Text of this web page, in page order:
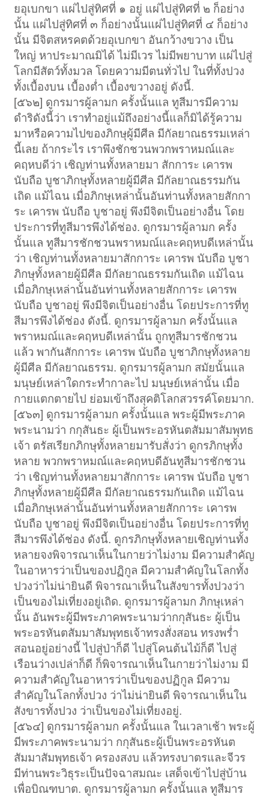
ยอุเบกขา แผ่ไปสู่ทิศที่ ๑ อยู่ แผ่ไปสู่ทิศที่ ๒ ก็อย่าง
นั้น แผ่ไปสู่ทิศที่ ๓ ก็อย่างนั้นแผ่ไปสู่ทิศที่ ๔ ก็อย่าง
นั้น มีจิตสหรคตด้วยอุเบกขา อันกว้างขวาง เป็น
ใหญ่ หาประมาณมิได้ ไม่มีเวร ไม่มีพยาบาท แผ่ไปสู่
โลกมีสัตว์ทั้งมวล โดยความมีตนทั่วไป ในที่ทั้งปวง
ทั้งเบื้องบน เบื้องต่ำ เบื้องขวางอยู่ ดังนี้.
[๕๖๒] ดูกรมารผู้ลามก ครั้งนั้นแล ทูสีมารมีความ
ดำริดังนี้ว่า เราทำอยู่แม้ถึงอย่างนี้แลก็มิได้รู้ความ
มาหรือความไปของภิกษุผู้มีศีล มีกัลยาณธรรมเหล่า
นี้เลย ถ้ากระไร เราพึงชักชวนพวกพราหมณ์และ
คฤหบดีว่า เชิญท่านทั้งหลายมา สักการะ เคารพ
นับถือ บูชาภิกษุทั้งหลายผู้มีศีล มีกัลยาณธรรมกัน
เถิด แม้ไฉน เมื่อภิกษุเหล่านั้นอันท่านทั้งหลายสักกา
ระ เคารพ นับถือ บูชาอยู่ พึงมีจิตเป็นอย่างอื่น โดย
ประการที่ทูสีมารพึงได้ช่อง. ดูกรมารผู้ลามก ครั้ง
นั้นแล ทูสีมารชักชวนพราหมณ์และคฤหบดีเหล่านั้น
ว่า เชิญท่านทั้งหลายมาสักการะ เคารพ นับถือ บูชา
ภิกษุทั้งหลายผู้มีศีล มีกัลยาณธรรมกันเถิด แม้ไฉน
เมื่อภิกษุเหล่านั้นอันท่านทั้งหลายสักการะ เคารพ
นับถือ บูชาอยู่ พึงมีจิตเป็นอย่างอื่น โดยประการที่ทู
สีมารพึงได้ช่อง ดังนี้. ดูกรมารผู้ลามก ครั้งนั้นแล
พราหมณ์และคฤหบดีเหล่านั้น ถูกทูสีมารชักชวน
แล้ว พากันสักการะ เคารพ นับถือ บูชาภิกษุทั้งหลาย
ผู้มีศีล มีกัลยาณธรรม. ดูกรมารผู้ลามก สมัยนั้นแล
มนุษย์เหล่าใดกระทำกาละไป มนุษย์เหล่านั้น เมื่อ
กายแตกตายไป ย่อมเข้าถึงสุคติโลกสวรรค์โดยมาก.
[๕๖๓] ดูกรมารผู้ลามก ครั้งนั้นแล พระผู้มีพระภาค
พระนามว่า กกุสันธะ ผู้เป็นพระอรหันตสัมมาสัมพุทธ
เจ้า ตรัสเรียกภิกษุทั้งหลายมารับสั่งว่า ดูกรภิกษุทั้ง
หลาย พวกพราหมณ์และคฤหบดีอันทูสีมารชักชวน
ว่า เชิญท่านทั้งหลายมาสักการะ เคารพ นับถือ บูชา
ภิกษุทั้งหลายผู้มีศีล มีกัลยาณธรรมกันเถิด แม้ไฉน
เมื่อภิกษุเหล่านั้นอันท่านทั้งหลายสักการะ เคารพ
นับถือ บูชาอยู่ พึงมีจิตเป็นอย่างอื่น โดยประการที่ทู
สีมารพึงได้ช่อง ดังนี้. ดูกรภิกษุทั้งหลายเชิญท่านทั้ง
หลายจงพิจารณาเห็นในกายว่าไม่งาม มีความสำคัญ
ในอาหารว่าเป็นของปฏิกูล มีความสำคัญในโลกทั้ง
ปวงว่าไม่น่ายินดี พิจารณาเห็นในสังขารทั้งปวงว่า
เป็นของไม่เที่ยงอยู่เถิด. ดูกรมารผู้ลามก ภิกษุเหล่า
นั้น อันพระผู้มีพระภาคพระนามว่ากกุสันธะ ผู้เป็น
พระอรหันตสัมมาสัมพุทธเจ้าทรงสั่งสอน ทรงพร่ำ
สอนอยู่อย่างนี้ ไปสู่ป่าก็ดี ไปสู่โคนต้นไม้ก็ดี ไปสู่
เรือนว่างเปล่าก็ดี ก็พิจารณาเห็นในกายว่าไม่งาม มี
ความสำคัญในอาหารว่าเป็นของปฏิกูล มีความ
สำคัญในโลกทั้งปวง ว่าไม่น่ายินดี พิจารณาเห็นใน
สังขารทั้งปวง ว่าเป็นของไม่เที่ยงอยู่.
[๕๖๔] ดูกรมารผู้ลามก ครั้งนั้นแล ในเวลาเช้า พระผู้
มีพระภาคพระนามว่า กกุสันธะผู้เป็นพระอรหันต
สัมมาสัมพุทธเจ้า ครองสงบ แล้วทรงบาตรและจีวร
มีท่านพระวิธุระเป็นปัจฉาสมณะ เสด็จเข้าไปสู่บ้าน
เพื่อบิณฑบาต. ดูกรมารผู้ลามก ครั้งนั้นแล ทูสีมาร